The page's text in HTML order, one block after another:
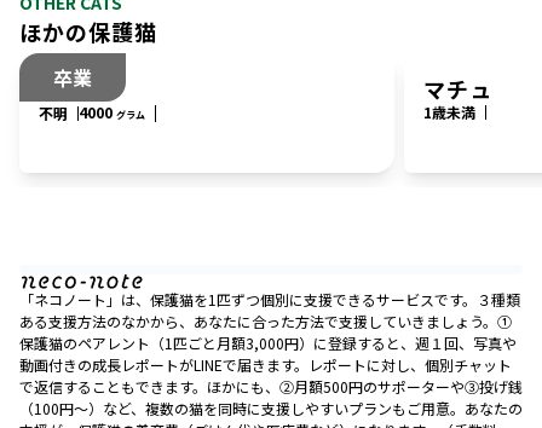
ほかの保護猫
卒業
なっつ
不明 4000 グラム
マチュ
1歳未満
「ネコノート」は、保護猫を1匹ずつ個別に支援できるサービスです。３種類
ある支援方法のなかから、あなたに合った方法で支援していきましょう。①
保護猫のペアレント（1匹ごと月額3,000円）に登録すると、週１回、写真や
動画付きの成長レポートがLINEで届きます。レポートに対し、個別チャット
で返信することもできます。ほかにも、②月額500円のサポーターや③投げ銭
（100円〜）など、複数の猫を同時に支援しやすいプランもご用意。あなたの